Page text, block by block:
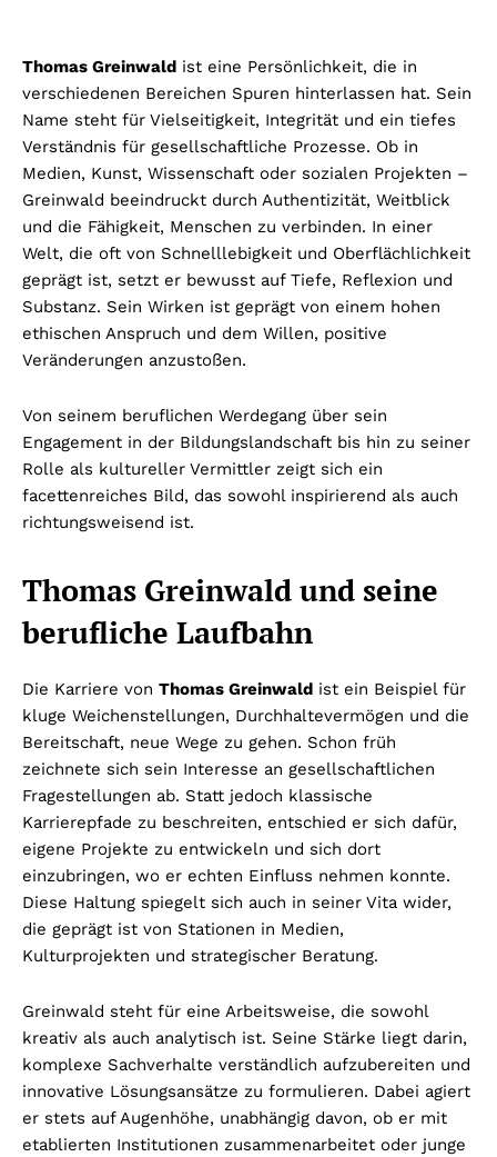
Thomas Greinwald ist eine Persönlichkeit, die in
verschiedenen Bereichen Spuren hinterlassen hat. Sein
Name steht für Vielseitigkeit, Integrität und ein tiefes
Verständnis für gesellschaftliche Prozesse. Ob in
Medien, Kunst, Wissenschaft oder sozialen Projekten –
Greinwald beeindruckt durch Authentizität, Weitblick
und die Fähigkeit, Menschen zu verbinden. In einer
Welt, die oft von Schnelllebigkeit und Oberflächlichkeit
geprägt ist, setzt er bewusst auf Tiefe, Reflexion und
Substanz. Sein Wirken ist geprägt von einem hohen
ethischen Anspruch und dem Willen, positive
Veränderungen anzustoßen.
Von seinem beruflichen Werdegang über sein
Engagement in der Bildungslandschaft bis hin zu seiner
Rolle als kultureller Vermittler zeigt sich ein
facettenreiches Bild, das sowohl inspirierend als auch
richtungsweisend ist.
Thomas Greinwald und seine
berufliche Laufbahn
Die Karriere von Thomas Greinwald ist ein Beispiel für
kluge Weichenstellungen, Durchhaltevermögen und die
Bereitschaft, neue Wege zu gehen. Schon früh
zeichnete sich sein Interesse an gesellschaftlichen
Fragestellungen ab. Statt jedoch klassische
Karrierepfade zu beschreiten, entschied er sich dafür,
eigene Projekte zu entwickeln und sich dort
einzubringen, wo er echten Einfluss nehmen konnte.
Diese Haltung spiegelt sich auch in seiner Vita wider,
die geprägt ist von Stationen in Medien,
Kulturprojekten und strategischer Beratung.
Greinwald steht für eine Arbeitsweise, die sowohl
kreativ als auch analytisch ist. Seine Stärke liegt darin,
komplexe Sachverhalte verständlich aufzubereiten und
innovative Lösungsansätze zu formulieren. Dabei agiert
er stets auf Augenhöhe, unabhängig davon, ob er mit
etablierten Institutionen zusammenarbeitet oder junge